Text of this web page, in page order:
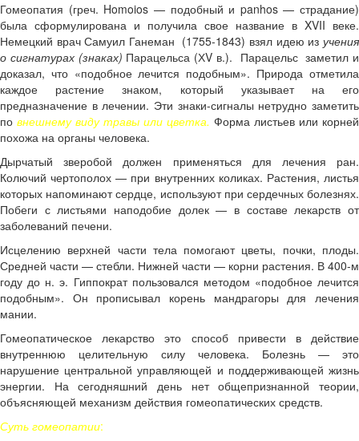
Гомеопатия (греч. Homoios — подобный и panhos — страдание)
была сформулирована и получила свое название в XVII веке.
Немецкий врач Самуил Ганеман (1755-1843) взял идею из учения
о сигнатурах (знаках) Парацельса (ХV в.). Парацельс заметил и
доказал, что «подобное лечится подобным». Природа отметила
каждое растение знаком, который указывает на его
предназначение в лечении. Эти знаки-сигналы нетрудно заметить
по внешнему виду травы или цветка. Форма листьев или корней
похожа на органы человека.
Дырчатый зверобой должен применяться для лечения ран.
Колючий чертополох — при внутренних коликах. Растения, листья
которых напоминают сердце, используют при сердечных болезнях.
Побеги с листьями наподобие долек — в составе лекарств от
заболеваний печени.
Исцелению верхней части тела помогают цветы, почки, плоды.
Средней части — стебли. Нижней части — корни растения. В 400-м
году до н. э. Гиппократ пользовался методом «подобное лечится
подобным». Он прописывал корень мандрагоры для лечения
мании.
Гомеопатическое лекарство это способ привести в действие
внутреннюю целительную силу человека. Болезнь — это
нарушение центральной управляющей и поддерживающей жизнь
энергии. На сегодняшний день нет общепризнанной теории,
объясняющей механизм действия гомеопатических средств.
Суть гомеопатии: